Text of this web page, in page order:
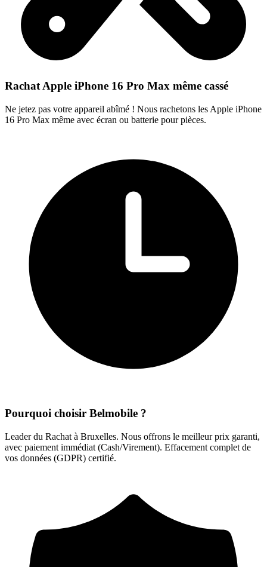
Rachat Apple iPhone 16 Pro Max même cassé
Ne jetez pas votre appareil abîmé ! Nous rachetons les Apple iPhone
16 Pro Max même avec écran ou batterie pour pièces.
Pourquoi choisir Belmobile ?
Leader du Rachat à Bruxelles. Nous offrons le meilleur prix garanti,
avec paiement immédiat (Cash/Virement). Effacement complet de
vos données (GDPR) certifié.